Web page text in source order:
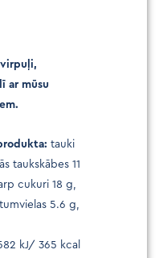
ar mūsu
tauki
taukskābes 11
cukuri 18 g,
5.6 g,
kJ/ 365 kcal